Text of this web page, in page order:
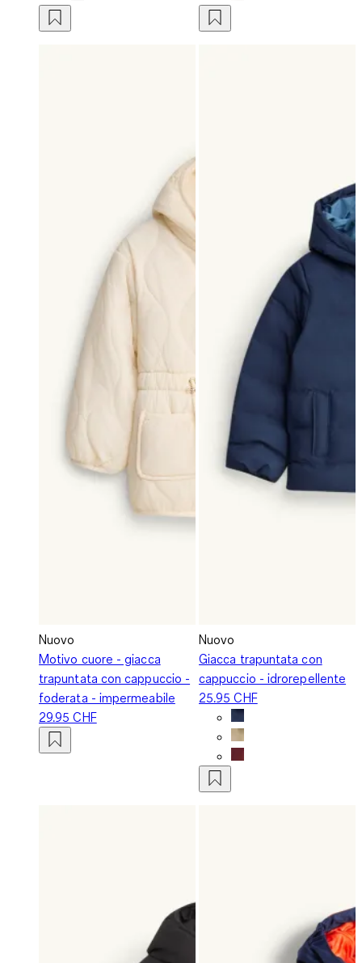
Nuovo
Motivo cuore - giacca
trapuntata con cappuccio -
foderata - impermeabile
29.95 CHF
Nuovo
Giacca trapuntata con
cappuccio - idrorepellente
25.95 CHF